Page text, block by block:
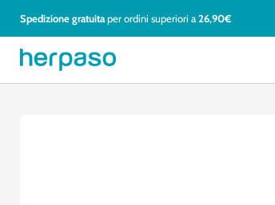
contenuto
Spedizione gratuitaper ordini superiori a26,90€